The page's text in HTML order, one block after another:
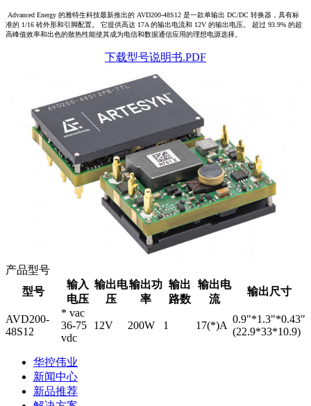
Advanced Energy 的雅特生科技最新推出的 AVD200-48S12 是一款单输出 DC/DC 转换器，具有标
准的 1/16 砖外形和引脚配置。 它提供高达 17A 的输出电流和 12V 的输出电压。 超过 93.9% 的超
高峰值效率和出色的散热性能使其成为电信和数据通信应用的理想电源选择。
下载型号说明书.PDF
产品型号
型号
输入
电压
输出电
压
输出功
率
输出
路数
输出电
流
输出尺寸
AVD200-
48S12
* vac
36-75
vdc
12V 200W 1 17(*)A
0.9"*1.3"*0.43"
(22.9*33*10.9)
华控伟业
新闻中心
新品推荐